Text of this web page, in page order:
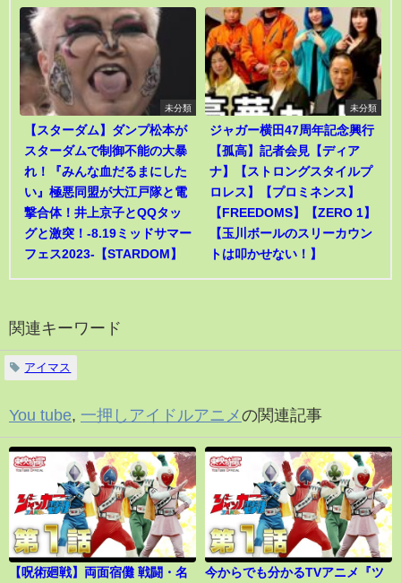
未分類
【スターダム】ダンプ松本が
スターダムで制御不能の大暴
れ！『みんな血だるまにした
い』極悪同盟が大江戸隊と電
撃合体！井上京子とQQタッ
グと激突！-8.19ミッドサマー
フェス2023-【STARDOM】
未分類
ジャガー横田47周年記念興行
【孤高】記者会見【ディア
ナ】【ストロングスタイルプ
ロレス】【プロミネンス】
【FREEDOMS】【ZERO 1】
【玉川ボールのスリーカウン
トは叩かせない！】
関連キーワード
アイマス
You tube, 一押しアイドルアニメの関連記事
【呪術廻戦】両面宿儺 戦闘・名 今からでも分かるTVアニメ『ツ